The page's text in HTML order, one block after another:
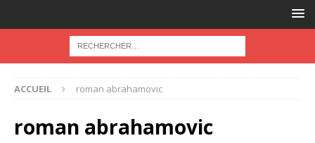
ACCUEIL roman abrahamovic
roman abrahamovic